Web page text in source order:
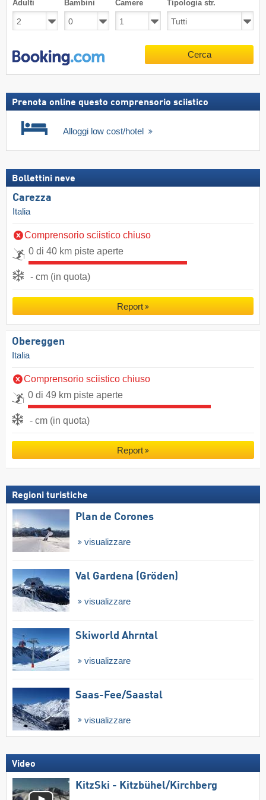
Adulti Bambini Camere Tipologia str.
Cerca
Prenota online questo comprensorio sciistico
Alloggi low cost/hotel
Bollettini neve
Carezza
Italia
Comprensorio sciistico chiuso
0 di 40 km piste aperte
- cm (in quota)
Report
Obereggen
Italia
Comprensorio sciistico chiuso
0 di 49 km piste aperte
- cm (in quota)
Report
Regioni turistiche
Plan de Corones
visualizzare
Val Gardena (Gröden)
visualizzare
Skiworld Ahrntal
visualizzare
Saas-Fee/​Saastal
visualizzare
Video
KitzSki - Kitzbühel/​Kirchberg